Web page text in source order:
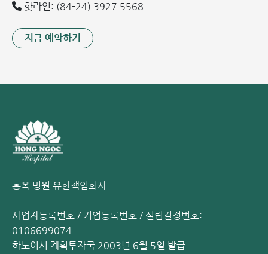
핫라인: (84-24) 3927 5568
지금 예약하기
홍옥 병원 유한책임회사
사업자등록번호 / 기업등록번호 / 설립결정번호:
0106699074
하노이시 계획투자국 2003년 6월 5일 발급